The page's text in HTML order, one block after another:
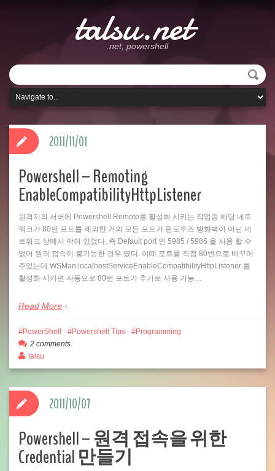
talsu.net
.net, powershell
Powershell – Remoting
EnableCompatibilityHttpListener
원격지의 서버에 Powershell Remote를 활성화 시키는 작업중 해당 네트
워크가 80번 포트를 제외한 거의 모든 포트가 윈도우즈 방화벽이 아닌 네
트워크 상에서 막혀 있었다. 즉 Default port 인 5985 / 5986 을 사용 할 수
없어 원격 접속이 불가능한 경우 였다. 이때 포트를 직접 80번으로 바꾸어
주었는데 WSMan:localhostServiceEnableCompatibilityHttpListener 를
활성화 시키면 자동으로 80번 포트가 추가로 사용 가능…
Read More
2011/11/01
PowerShell Powershell Tips
Programming
2 comments
talsu
Powershell – 원격 접속을 위한
Credential 만들기
2011/10/07